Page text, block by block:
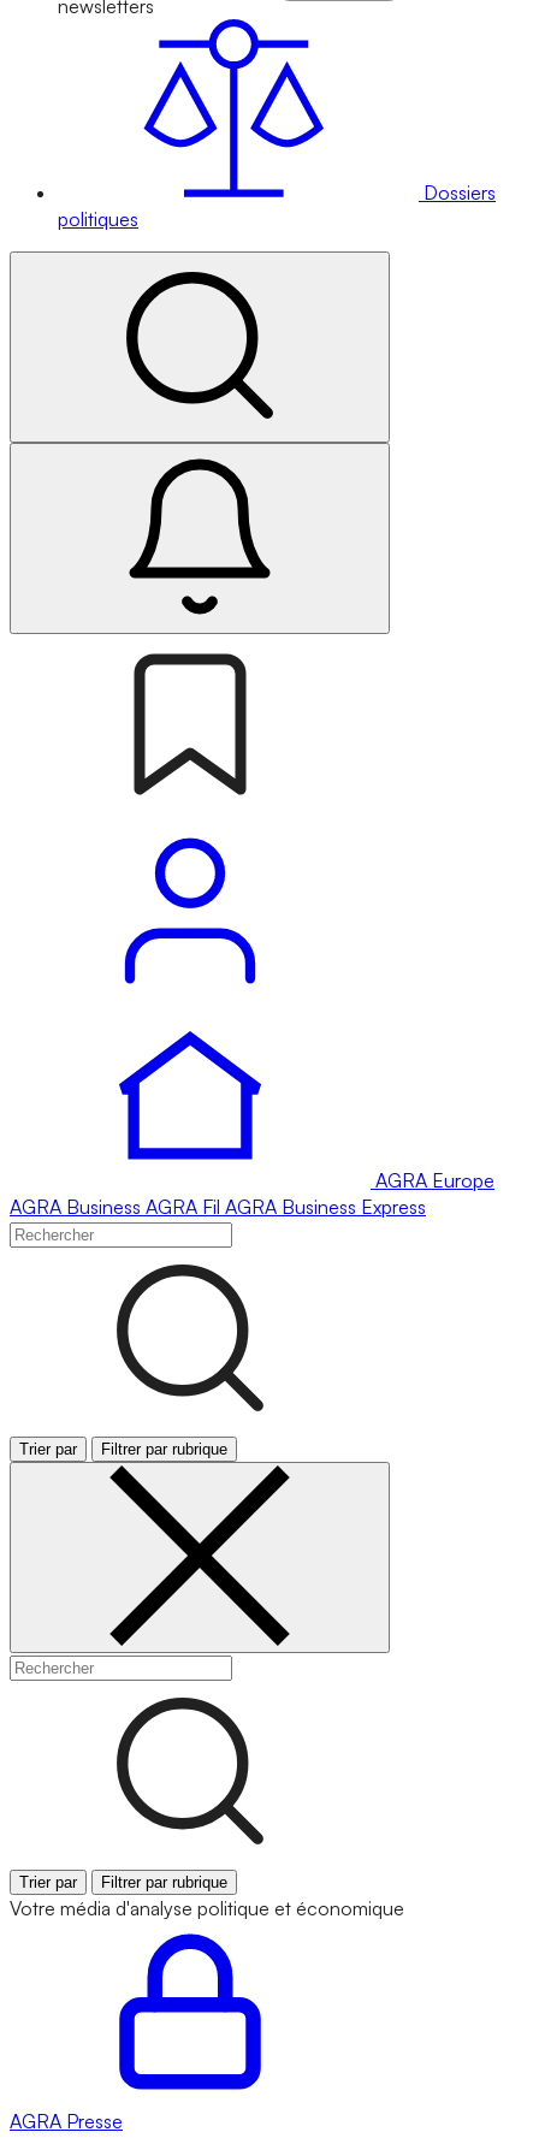
newsletters
Dossiers
politiques
AGRA Europe
AGRA Business AGRA Fil AGRA Business Express
Trier par Filtrer par rubrique
Trier par Filtrer par rubrique
Votre média d'analyse politique et économique
AGRA Presse